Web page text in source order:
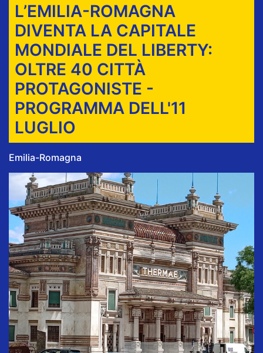
L’EMILIA-ROMAGNA
DIVENTA LA CAPITALE
MONDIALE DEL LIBERTY:
OLTRE 40 CITTÀ
PROTAGONISTE -
PROGRAMMA DELL'11
LUGLIO
Emilia-Romagna